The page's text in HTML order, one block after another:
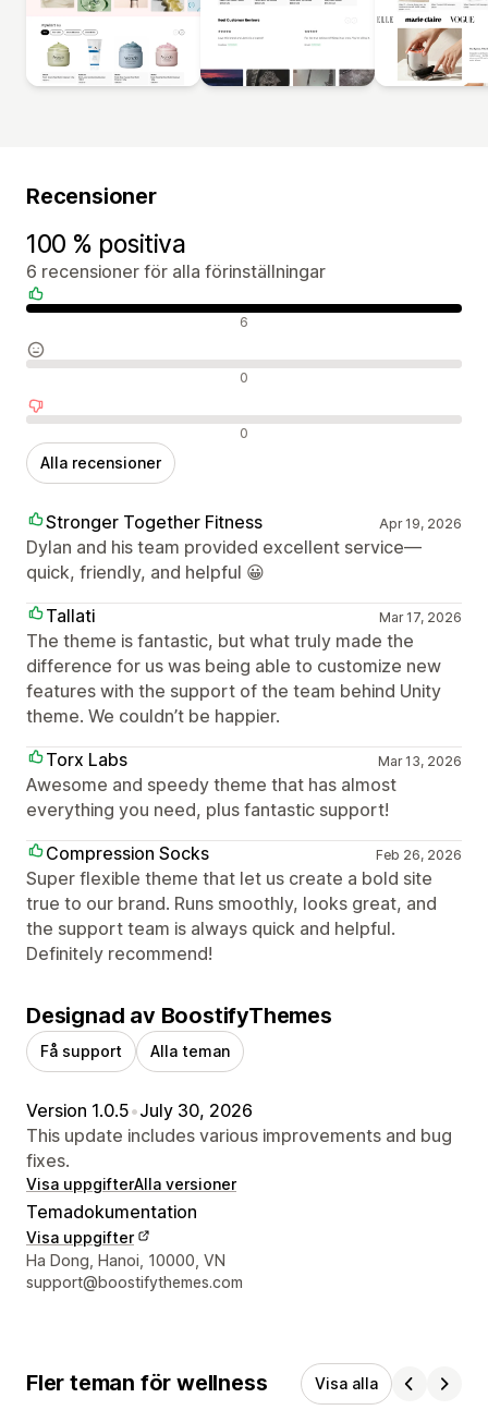
Recensioner
100 % positiva
6 recensioner för alla förinställningar
Positiva recensioner 6
Neutrala recensioner 0
Negativa recensioner 0
Alla recensioner
Stronger Together Fitness Apr 19, 2026
Dylan and his team provided excellent service—
quick, friendly, and helpful 😀
Tallati
Mar 17, 2026
The theme is fantastic, but what truly made the
difference for us was being able to customize new
features with the support of the team behind Unity
theme. We couldn’t be happier.
Torx Labs
Mar 13, 2026
Awesome and speedy theme that has almost
everything you need, plus fantastic support!
Compression Socks
Feb 26, 2026
Super flexible theme that let us create a bold site
true to our brand. Runs smoothly, looks great, and
the support team is always quick and helpful.
Definitely recommend!
Designad av BoostifyThemes
Få support Alla teman
Version 1.0.5•July 30, 2026
This update includes various improvements and bug
fixes.
Visa uppgifterAlla versioner
Temadokumentation
Visa uppgifter
Designerns kontaktuppgifter
Ha Dong, Hanoi, 10000, VN
support@boostifythemes.com
Fler teman för wellness Visa alla